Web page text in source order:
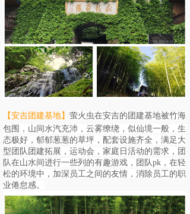
【安吉团建基地】 萤火虫在安吉的团建基地被竹海
包围，山间水汽充沛，云雾缭绕，似仙境一般，生
态极好，郁郁葱葱的草坪，配套设施齐全，满足大
型团队团建拓展，运动会，家庭日活动的需求，团
队在山水间进行一些列的有趣游戏，团队pk，在轻
松的环境中，加深员工之间的友情，消除员工的职
业倦怠感。